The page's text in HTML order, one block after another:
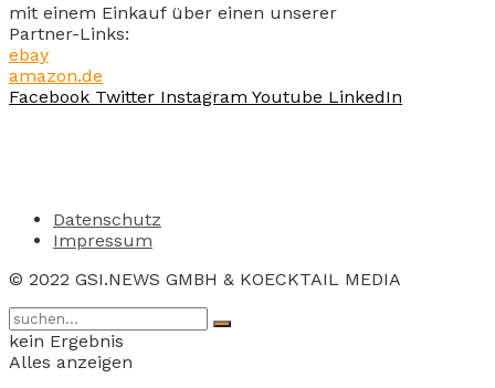
mit einem Einkauf über einen unserer
Partner-Links:
ebay
amazon.de
Facebook Twitter Instagram Youtube LinkedIn
Datenschutz
Impressum
© 2022 GSI.NEWS GMBH & KOECKTAIL MEDIA
kein Ergebnis
Alles anzeigen